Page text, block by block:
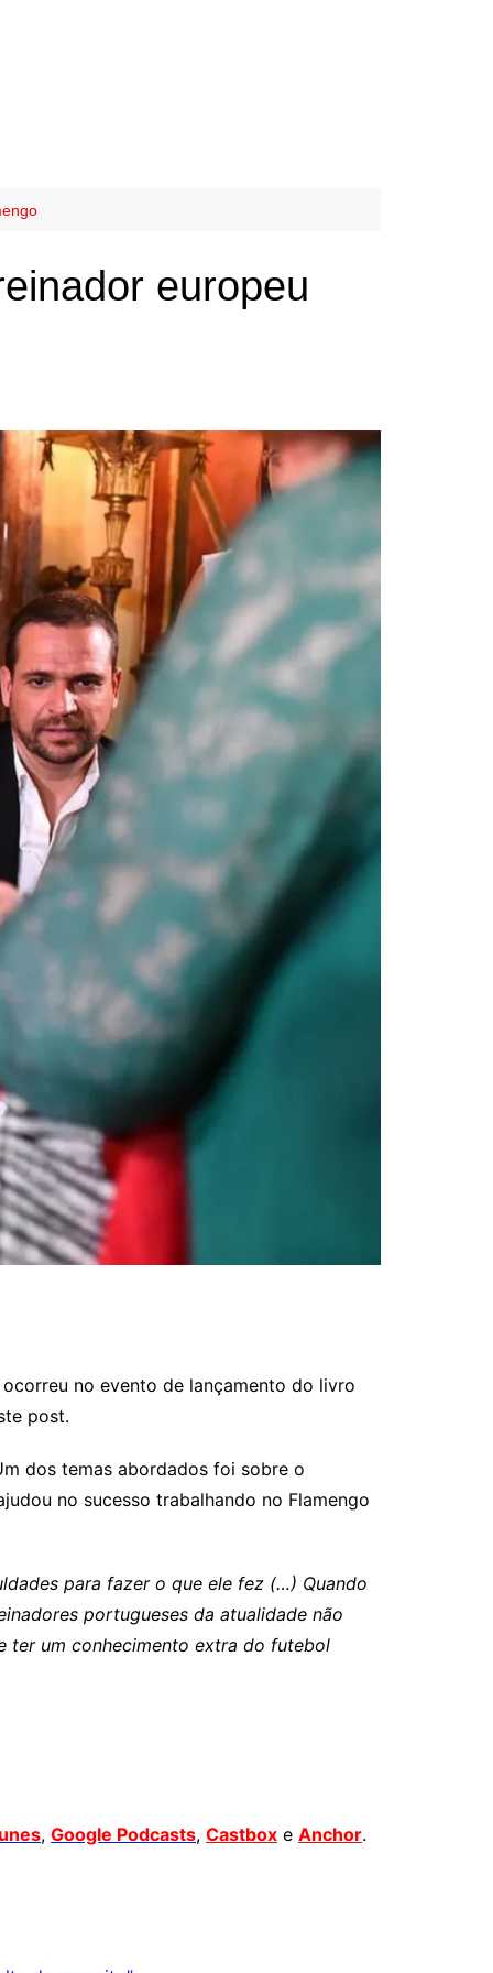
europeu
no evento de lançamento do livro
post.
dos temas abordados foi sobre o
no sucesso trabalhando no Flamengo
para fazer o que ele fez (…) Quando
portugueses da atualidade não
ter um conhecimento extra do futebol
, Google Podcasts, Castbox e Anchor.